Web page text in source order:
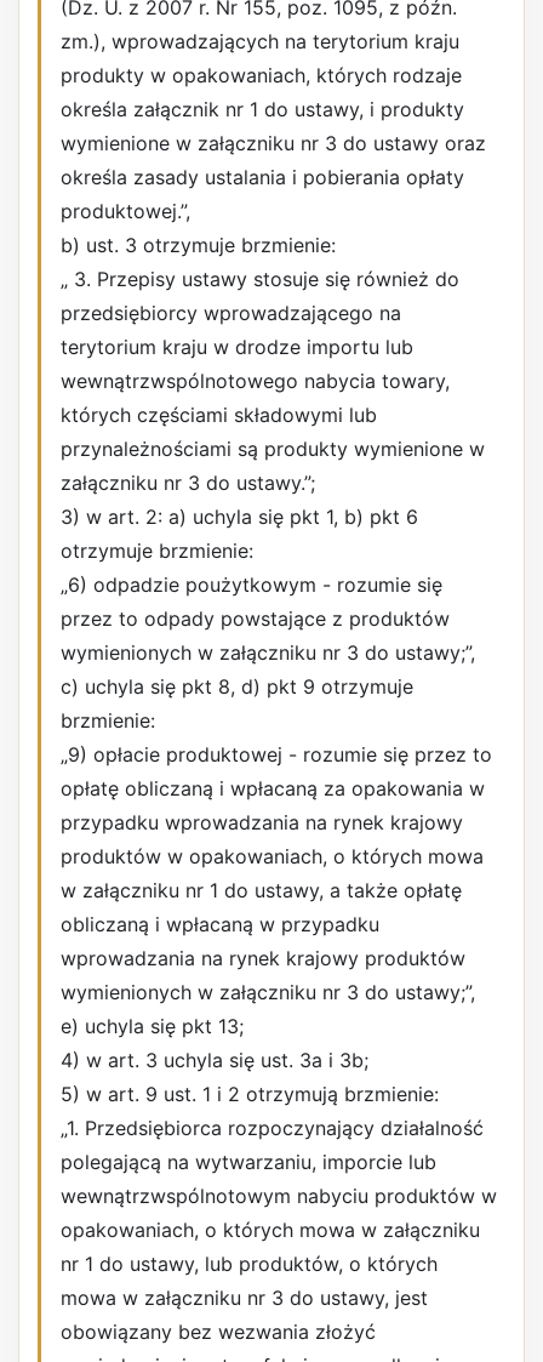
(Dz. U. z 2007 r. Nr 155, poz. 1095, z późn.
zm.), wprowadzających na terytorium kraju
produkty w opakowaniach, których rodzaje
określa załącznik nr 1 do ustawy, i produkty
wymienione w załączniku nr 3 do ustawy oraz
określa zasady ustalania i pobierania opłaty
produktowej.”,
b) ust. 3 otrzymuje brzmienie:
„ 3. Przepisy ustawy stosuje się również do
przedsiębiorcy wprowadzającego na
terytorium kraju w drodze importu lub
wewnątrzwspólnotowego nabycia towary,
których częściami składowymi lub
przynależnościami są produkty wymienione w
załączniku nr 3 do ustawy.”;
3) w art. 2: a) uchyla się pkt 1, b) pkt 6
otrzymuje brzmienie:
„6) odpadzie poużytkowym - rozumie się
przez to odpady powstające z produktów
wymienionych w załączniku nr 3 do ustawy;”,
c) uchyla się pkt 8, d) pkt 9 otrzymuje
brzmienie:
„9) opłacie produktowej - rozumie się przez to
opłatę obliczaną i wpłacaną za opakowania w
przypadku wprowadzania na rynek krajowy
produktów w opakowaniach, o których mowa
w załączniku nr 1 do ustawy, a także opłatę
obliczaną i wpłacaną w przypadku
wprowadzania na rynek krajowy produktów
wymienionych w załączniku nr 3 do ustawy;”,
e) uchyla się pkt 13;
4) w art. 3 uchyla się ust. 3a i 3b;
5) w art. 9 ust. 1 i 2 otrzymują brzmienie:
„1. Przedsiębiorca rozpoczynający działalność
polegającą na wytwarzaniu, imporcie lub
wewnątrzwspólnotowym nabyciu produktów w
opakowaniach, o których mowa w załączniku
nr 1 do ustawy, lub produktów, o których
mowa w załączniku nr 3 do ustawy, jest
obowiązany bez wezwania złożyć